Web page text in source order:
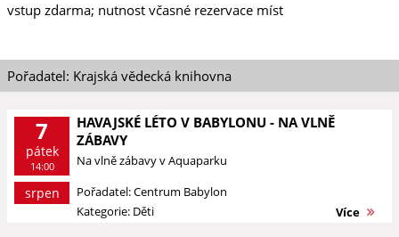
vstup zdarma; nutnost včasné rezervace míst
Pořadatel: Krajská vědecká knihovna
7
pátek
14:00
srpen
HAVAJSKÉ LÉTO V BABYLONU - NA VLNĚ
ZÁBAVY
Na vlně zábavy v Aquaparku
Pořadatel: Centrum Babylon
Kategorie: Děti
Více